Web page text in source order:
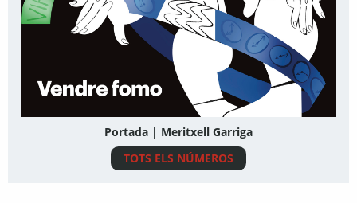
Portada | Meritxell Garriga
TOTS ELS NÚMEROS